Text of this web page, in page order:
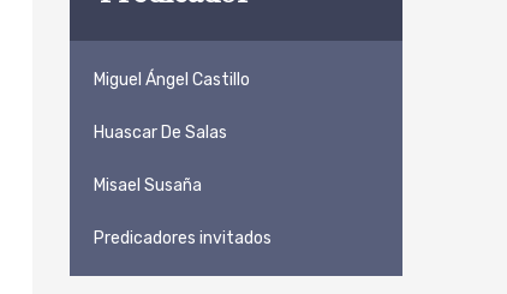
Miguel Ángel Castillo
Huascar De Salas
Misael Susaña
Predicadores invitados